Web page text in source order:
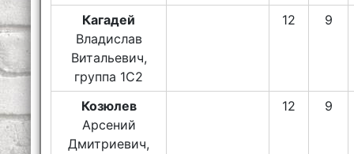
Кагадей
Владислав
Витальевич,
группа 1С2
12 9
Козюлев
Арсений
Дмитриевич,
12 9